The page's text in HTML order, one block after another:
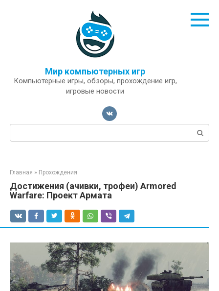
Мир компьютерных игр
Компьютерные игры, обзоры, прохождение игр,
игровые новости
Поиск:
Главная » Прохождения
Достижения (ачивки, трофеи) Armored
Warfare: Проект Армата